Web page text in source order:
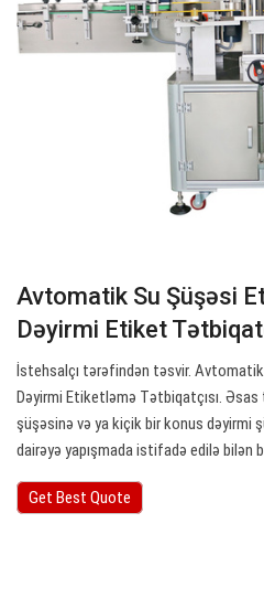
Avtomatik Su Şüşəsi
Dəyirmi Etiket
İstehsalçı tərəfindən təsvir.
Dəyirmi Etiketləmə Tətbiqatçısı.
şüşəsinə və ya kiçik bir konus dəyirmi
dairəyə yapışmada istifadə edilə bilən
Get Best Quote